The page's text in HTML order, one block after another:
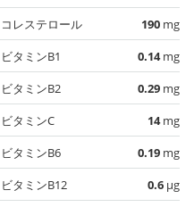
コレステロール
190 mg
ビタミンB1
0.14mg
ビタミンB2
0.29 mg
ビタミンC
14mg
ビタミンB6
0.19 mg
ビタミンB12
0.6 µg